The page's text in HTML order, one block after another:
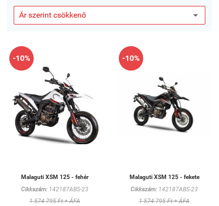
-10%
Malaguti XSM 125 - fehér
Cikkszám: 142187ABS-23
1 574 795 Ft + ÁFA
-10%
Malaguti XSM 125 - fekete
Cikkszám: 142187ABS-23
1 574 795 Ft + ÁFA